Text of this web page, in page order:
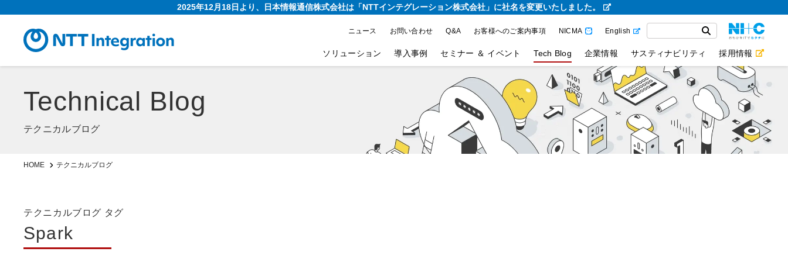
2025年12月18日より、日本情報通信株式会社は「NTTインテグレーション株式会社」に社名を変更いたしました。
ニュース お問い合わせ Q&A お客様へのご案内事項 NICMA English
ソリューション 導入事例 セミナー ＆ イベント Tech Blog 企業情報 サスティナビリティ 採用情報
Technical Blog
テクニカルブログ
HOME テクニカルブログ
テクニカルブログ タグ
Spark